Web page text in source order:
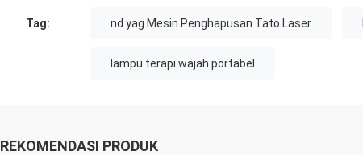
Tag: nd yag Mesin Penghapusan Tato Laser
lampu terapi wajah portabel
REKOMENDASI PRODUK